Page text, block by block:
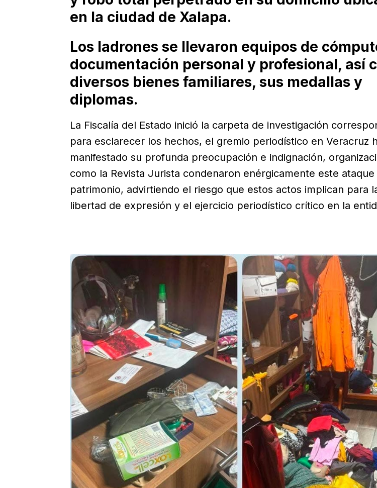
en la ciudad de Xalapa.
Los ladrones se llevaron equipos de
documentación personal y profesional, así
diversos bienes familiares, sus medallas y
diplomas.
La Fiscalía del Estado inició la carpeta de investigación
para esclarecer los hechos, el gremio periodístico en Veracruz
manifestado su profunda preocupación e indignación,
como la Revista Jurista condenaron enérgicamente este ataque
patrimonio, advirtiendo el riesgo que estos actos implican para
libertad de expresión y el ejercicio periodístico crítico en la